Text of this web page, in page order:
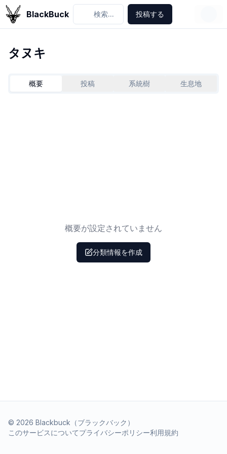
BlackBuck 検索... 投稿する
タヌキ
概要 投稿 系統樹 生息地
概要が設定されていません
分類情報を作成
© 2026 Blackbuck（ブラックバック）
このサービスについてプライバシーポリシー利用規約